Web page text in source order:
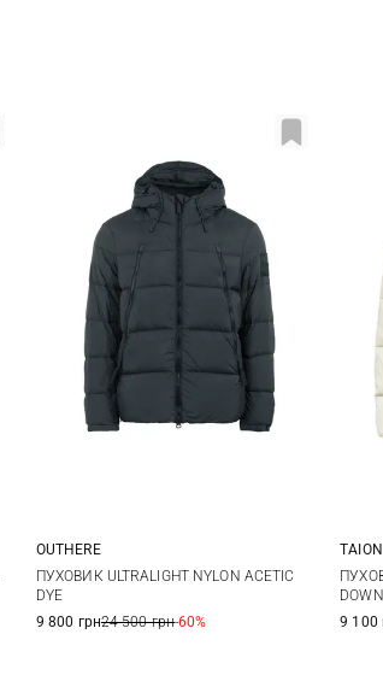
M L XL XXL
OUTHERE
ПУХОВИК ULTRALIGHT NYLON ACETIC
DYE
9 800 грн24 500 грн-60%
S
TAION
DOWN
9 100